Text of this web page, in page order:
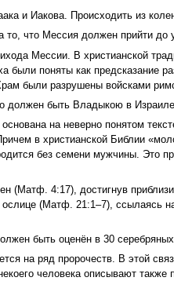
и Иакова. Происходить из
то, что Мессия должен прийти
Мессии. В христианской
были поняты как предсказание
были разрушены войсками
должен быть Владыкою в
на неверно понятом
в христианской Библии
без семени мужчины. Это
(Матф. 4:17), достигнув
(Матф. 21:1–7), ссылаясь
быть оценён в 30
на ряд пророчеств. В этой
человека описывают также